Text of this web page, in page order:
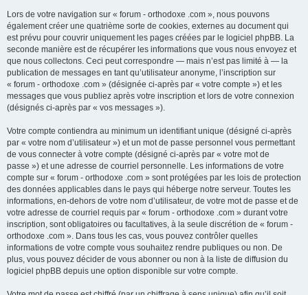
Lors de votre navigation sur « forum - orthodoxe .com », nous pouvons
également créer une quatrième sorte de cookies, externes au document qui
est prévu pour couvrir uniquement les pages créées par le logiciel phpBB. La
seconde manière est de récupérer les informations que vous nous envoyez et
que nous collectons. Ceci peut correspondre — mais n’est pas limité à — la
publication de messages en tant qu’utilisateur anonyme, l’inscription sur
« forum - orthodoxe .com » (désignée ci-après par « votre compte ») et les
messages que vous publiez après votre inscription et lors de votre connexion
(désignés ci-après par « vos messages »).
Votre compte contiendra au minimum un identifiant unique (désigné ci-après
par « votre nom d’utilisateur ») et un mot de passe personnel vous permettant
de vous connecter à votre compte (désigné ci-après par « votre mot de
passe ») et une adresse de courriel personnelle. Les informations de votre
compte sur « forum - orthodoxe .com » sont protégées par les lois de protection
des données applicables dans le pays qui héberge notre serveur. Toutes les
informations, en-dehors de votre nom d’utilisateur, de votre mot de passe et de
votre adresse de courriel requis par « forum - orthodoxe .com » durant votre
inscription, sont obligatoires ou facultatives, à la seule discrétion de « forum -
orthodoxe .com ». Dans tous les cas, vous pouvez contrôler quelles
informations de votre compte vous souhaitez rendre publiques ou non. De
plus, vous pouvez décider de vous abonner ou non à la liste de diffusion du
logiciel phpBB depuis une option disponible sur votre compte.